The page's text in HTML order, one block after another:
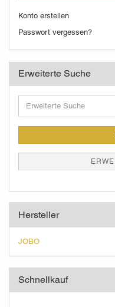
Konto erstellen
Passwort vergessen?
Erweiterte Suche
Suche
Hersteller
JOBO
Schnellkauf